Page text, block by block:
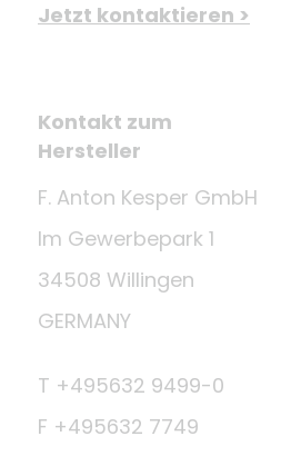
Jetzt kontaktieren >
Kontakt zum
Hersteller
F. Anton Kesper GmbH
Im Gewerbepark 1
34508 Willingen
GERMANY
T +495632 9499-0
F +495632 7749